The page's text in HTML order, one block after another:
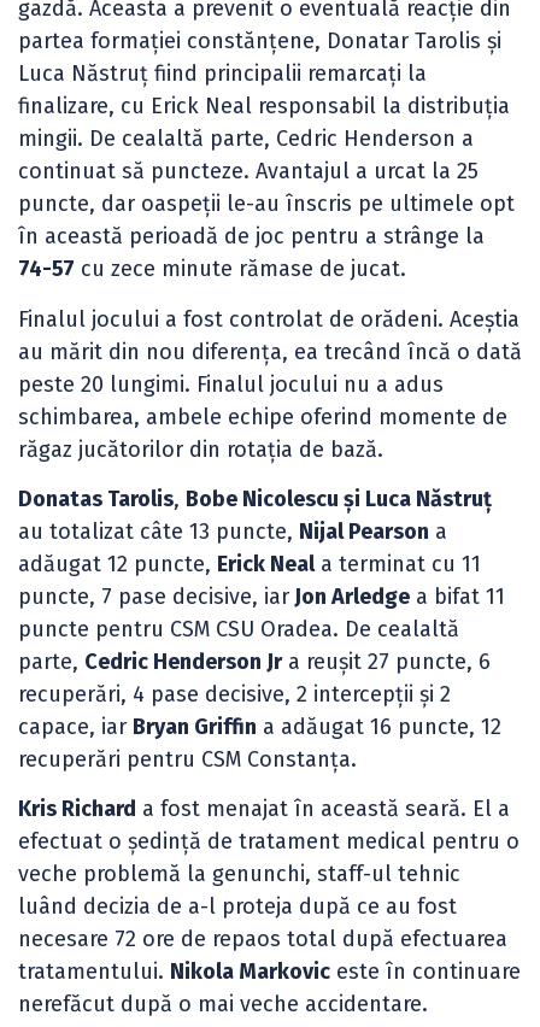
gazdă. Aceasta a prevenit o eventuală reacție din
partea formației constănțene, Donatar Tarolis și
Luca Năstruț fiind principalii remarcați la
finalizare, cu Erick Neal responsabil la distribuția
mingii. De cealaltă parte, Cedric Henderson a
continuat să puncteze. Avantajul a urcat la 25
puncte, dar oaspeții le-au înscris pe ultimele opt
în această perioadă de joc pentru a strânge la
74-57 cu zece minute rămase de jucat.
Finalul jocului a fost controlat de orădeni. Aceștia
au mărit din nou diferența, ea trecând încă o dată
peste 20 lungimi. Finalul jocului nu a adus
schimbarea, ambele echipe oferind momente de
răgaz jucătorilor din rotația de bază.
Donatas Tarolis, Bobe Nicolescu și Luca Năstruț
au totalizat câte 13 puncte, Nijal Pearson a
adăugat 12 puncte, Erick Neala terminat cu 11
puncte, 7 pase decisive, iar Jon Arledge a bifat 11
puncte pentru CSM CSU Oradea. De cealaltă
parte, Cedric Henderson Jra reușit 27 puncte, 6
recuperări, 4 pase decisive, 2 intercepții și 2
capace, iar Bryan Griffin a adăugat 16 puncte, 12
recuperări pentru CSM Constanța.
Kris Richard a fost menajat în această seară. El a
efectuat o ședință de tratament medical pentru o
veche problemă la genunchi, staff-ul tehnic
luând decizia de a-l proteja după ce au fost
necesare 72 ore de repaos total după efectuarea
tratamentului. Nikola Markovic este în continuare
nerefăcut după o mai veche accidentare.